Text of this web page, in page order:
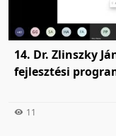
14. Dr. Zlinszky
fejlesztési
11